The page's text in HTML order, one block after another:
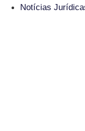
Notícias